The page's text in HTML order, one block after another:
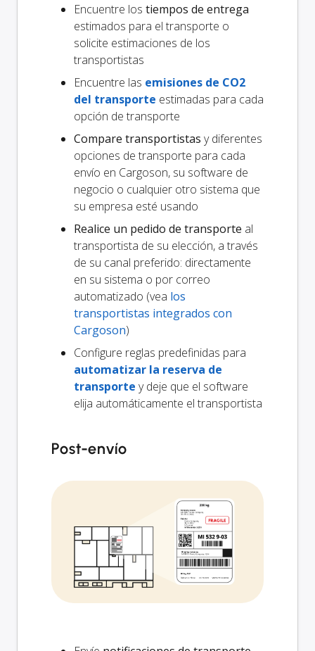
Encuentre los tiempos de entrega
estimados para el transporte o
solicite estimaciones de los
transportistas
Encuentre las emisiones de CO2
del transporte estimadas para cada
opción de transporte
Compare transportistas y diferentes
opciones de transporte para cada
envío en Cargoson, su software de
negocio o cualquier otro sistema que
su empresa esté usando
Realice un pedido de transporte al
transportista de su elección, a través
de su canal preferido: directamente
en su sistema o por correo
automatizado (vea los
transportistas integrados con
Cargoson)
Configure reglas predefinidas para
automatizar la reserva de
transporte y deje que el software
elija automáticamente el transportista
Post-envío